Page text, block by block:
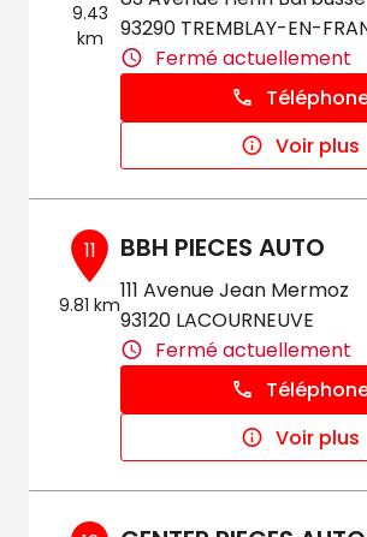
9.43
km
93290 TREMBLAY-EN-
Fermé actuellement
Voir plus
11
9.81 km
BBH PIECES AUTO
111 Avenue Jean Mermoz
93120 LACOURNEUVE
Fermé actuellement
Voir plus